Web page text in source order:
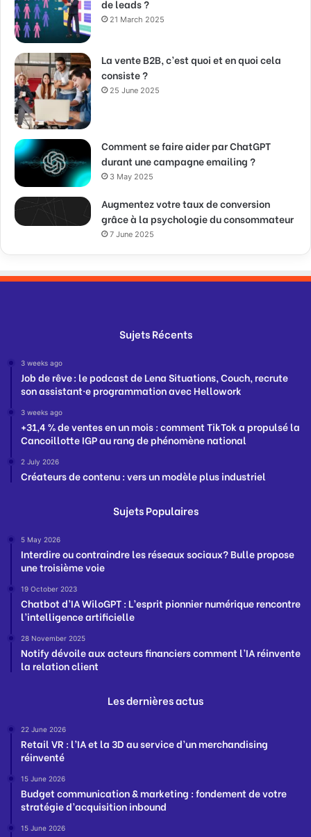
de leads ?
21 March 2025
La vente B2B, c’est quoi et en quoi cela
consiste ?
25 June 2025
Comment se faire aider par ChatGPT
durant une campagne emailing ?
3 May 2025
Augmentez votre taux de conversion
grâce à la psychologie du consommateur
7 June 2025
Sujets Récents
3 weeks ago
Job de rêve : le podcast de Lena Situations, Couch, recrute
son assistant·e programmation avec Hellowork
3 weeks ago
+31,4 % de ventes en un mois : comment TikTok a propulsé la
Cancoillotte IGP au rang de phénomène national
2 July 2026
Créateurs de contenu : vers un modèle plus industriel
Sujets Populaires
5 May 2026
Interdire ou contraindre les réseaux sociaux? Bulle propose
une troisième voie
19 October 2023
Chatbot d’IA WiloGPT : L’esprit pionnier numérique rencontre
l’intelligence artificielle
28 November 2025
Notify dévoile aux acteurs financiers comment l’IA réinvente
la relation client
Les dernières actus
22 June 2026
Retail VR : l’IA et la 3D au service d’un merchandising
réinventé
15 June 2026
Budget communication & marketing : fondement de votre
stratégie d’acquisition inbound
15 June 2026